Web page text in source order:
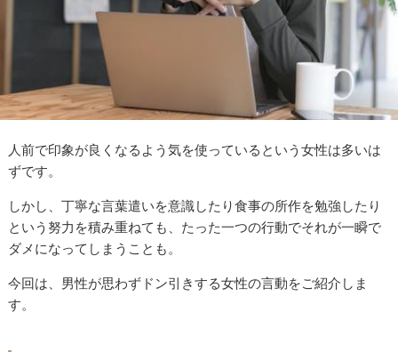
人前で印象が良くなるよう気を使っているという女性は多いは
ずです。
しかし、丁寧な言葉遣いを意識したり食事の所作を勉強したり
という努力を積み重ねても、たった一つの行動でそれが一瞬で
ダメになってしまうことも。
今回は、男性が思わずドン引きする女性の言動をご紹介しま
す。